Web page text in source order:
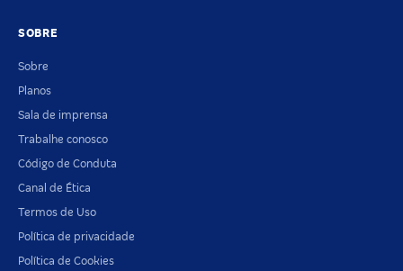
SOBRE
Sobre
Planos
Sala de imprensa
Trabalhe conosco
Código de Conduta
Canal de Ética
Termos de Uso
Política de privacidade
Política de Cookies